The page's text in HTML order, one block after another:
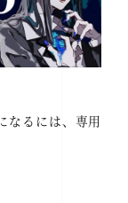
なるには、専用